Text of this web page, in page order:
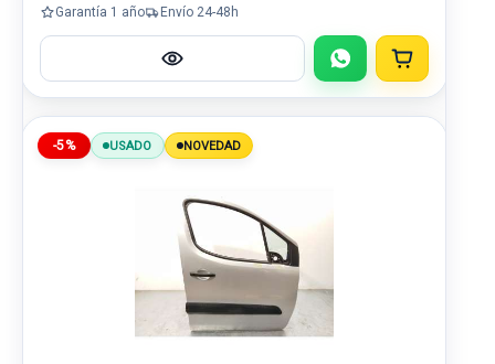
Garantía 1 año Envío 24-48h
-5% USADO NOVEDAD